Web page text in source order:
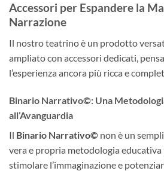
Accessori per Espandere la
Narrazione
Il nostro teatrino è un prodotto
ampliato con accessori dedicati,
l’esperienza ancora più ricca e
Binario Narrativo©: Una
all’Avanguardia
Il Binario Narrativo© non è un
vera e propria metodologia
stimolare l’immaginazione e